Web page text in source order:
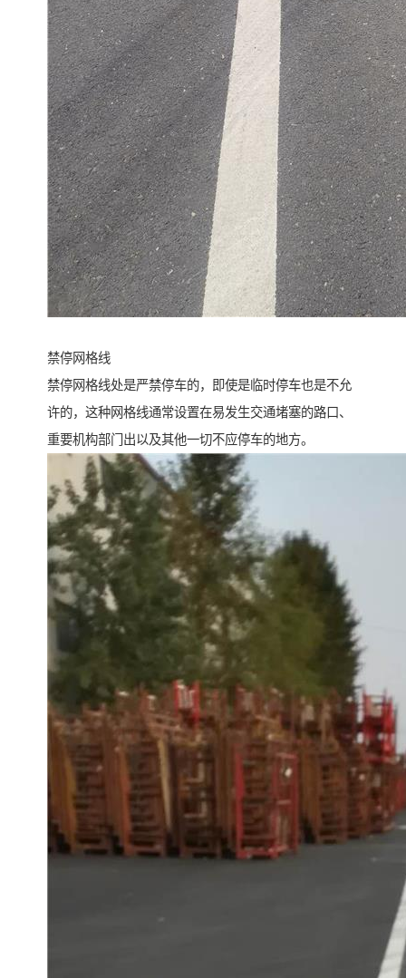
禁停网格线
禁停网格线处是严禁停车的，即使是临时停车也是不允
许的，这种网格线通常设置在易发生交通堵塞的路口、
重要机构部门出以及其他一切不应停车的地方。